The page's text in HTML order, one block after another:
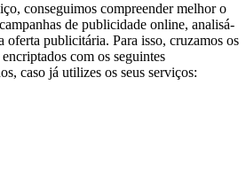
conseguimos compreender melhor o
de publicidade online, analisá-
oferta publicitária. Para isso, cruzamos os
com os seguintes
caso já utilizes os seus serviços: